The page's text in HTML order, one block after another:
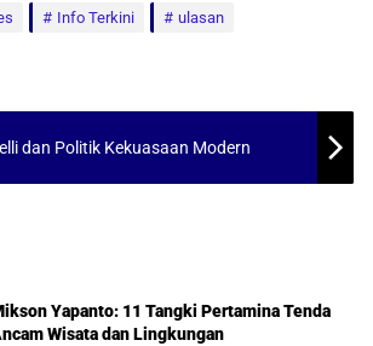
Info Terkini ulasan
dan Politik Kekuasaan Modern
Yapanto: 11 Tangki Pertamina Tenda
Wisata dan Lingkungan